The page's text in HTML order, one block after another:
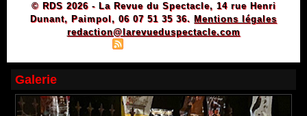
© RDS 2026 - La Revue du Spectacle, 14 rue Henri
Dunant, Paimpol, 06 07 51 35 36. Mentions légales
redaction@larevueduspectacle.com
Galerie